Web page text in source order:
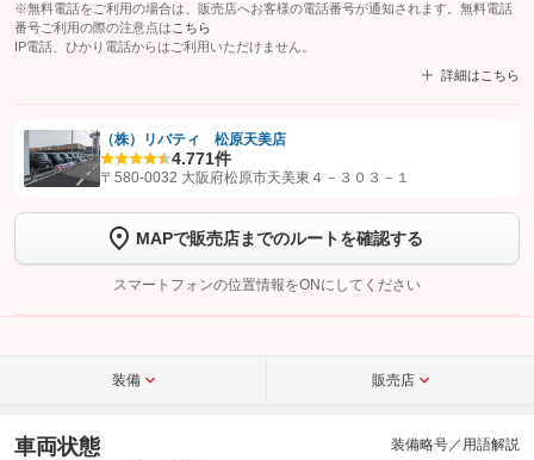
※無料電話をご利用の場合は、販売店へお客様の電話番号が通知されます。無料電話
番号ご利用の際の注意点は こちら
IP電話、ひかり電話からはご利用いただけません。
詳細はこちら
【STEP1】認証画面でグーネットを友だち追加してから「許可する」ボタンを押
トーク画面で
ボタンをタップして問い合わせを
完了してください。
こちら
（株）リバティ 松原天美店
4.771件
〒580-0032 大阪府松原市天美東４－３０３－１
MAPで販売店までのルートを確認する
スマートフォンの位置情報をONにしてください
装備 販売店
車両状態 装備略号／用語解説